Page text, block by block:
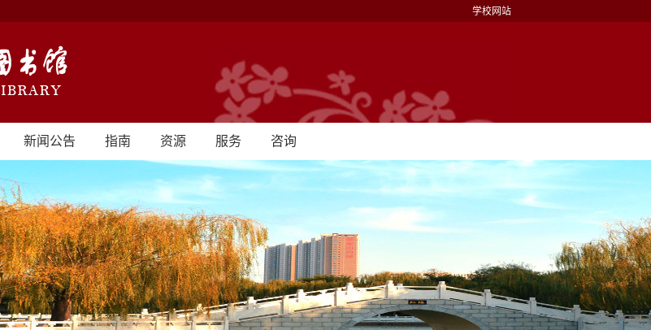
学校网站
新闻公告 指南 资源 服务 咨询